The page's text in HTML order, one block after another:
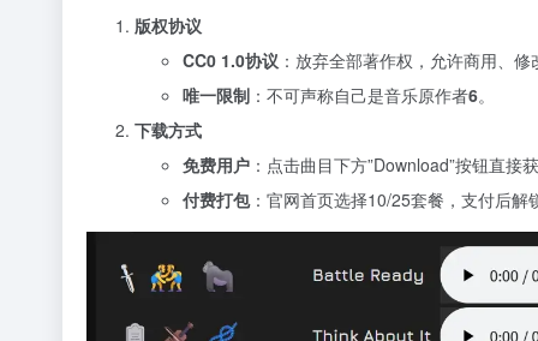
版权协议
CC0 1.0协议 ：放弃全部著作权，允许商用、
唯一限制 ​：不可声称自己是音乐原作者6。
下载方式
免费用户 ：点击曲目下方”Download”按钮直接
付费打包：官网首页选择10/25套餐，支付后解